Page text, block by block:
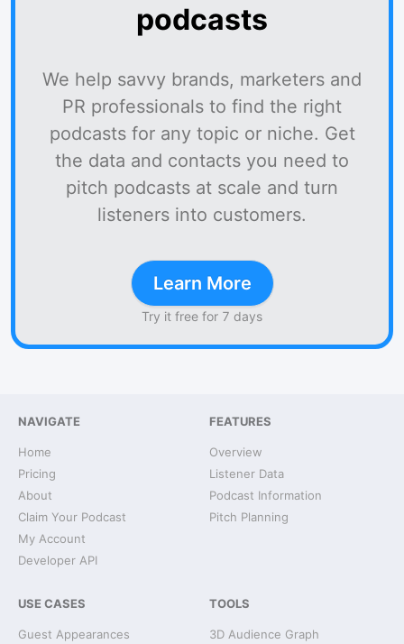
podcasts
We help savvy brands, marketers and
PR professionals to find the right
podcasts for any topic or niche. Get
the data and contacts you need to
pitch podcasts at scale and turn
listeners into customers.
Learn More
Try it free for 7 days
NAVIGATE
Home
Pricing
About
Claim Your Podcast
My Account
Developer API
FEATURES
Overview
Listener Data
Podcast Information
Pitch Planning
USE CASES
Guest Appearances
TOOLS
3D Audience Graph